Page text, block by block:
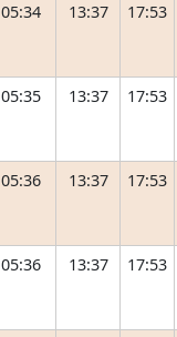
05:34 13:37 17:53
05:35 13:37 17:53
05:36 13:37 17:53
05:36 13:37 17:53